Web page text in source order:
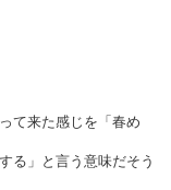
て来た感じを「春め
る」と言う意味だそう